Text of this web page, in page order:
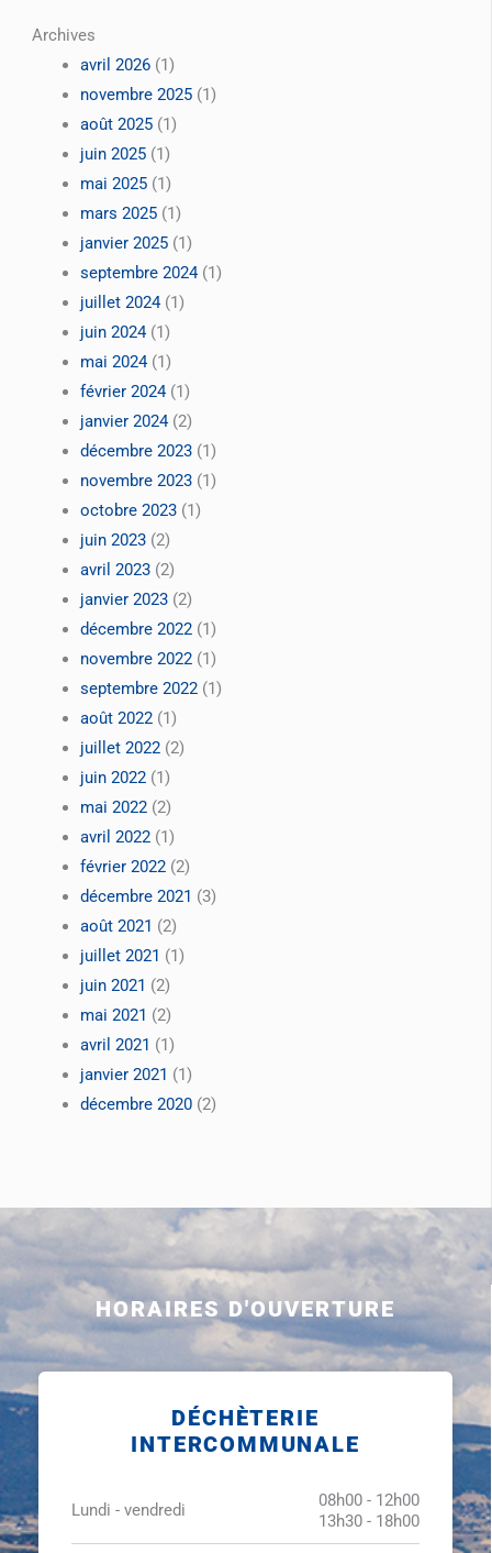
Archives
avril 2026(1)
novembre 2025(1)
août 2025(1)
juin 2025(1)
mai 2025(1)
mars 2025(1)
janvier 2025(1)
septembre 2024(1)
juillet 2024(1)
juin 2024(1)
mai 2024(1)
février 2024(1)
janvier 2024(2)
décembre 2023(1)
novembre 2023(1)
octobre 2023(1)
juin 2023(2)
avril 2023(2)
janvier 2023(2)
décembre 2022(1)
novembre 2022(1)
septembre 2022(1)
août 2022(1)
juillet 2022(2)
juin 2022(1)
mai 2022(2)
avril 2022(1)
février 2022(2)
décembre 2021 (3)
août 2021 (2)
juillet 2021 (1)
juin 2021 (2)
mai 2021 (2)
avril 2021 (1)
janvier 2021 (1)
décembre 2020(2)
HORAIRES D'OUVERTURE
DÉCHÈTERIE
INTERCOMMUNALE
Lundi - vendredi
08h00 - 12h00
13h30 - 18h00